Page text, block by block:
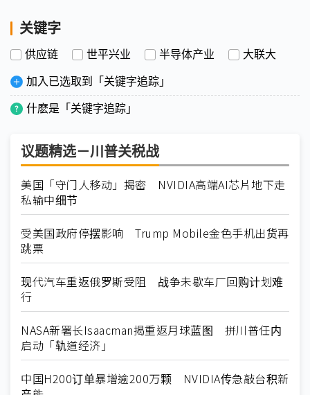
关键字
供应链 世平兴业 半导体产业 大联大
加入已选取到「关键字追踪」
什麽是「关键字追踪」
议题精选－川普关税战
美国「守门人移动」揭密 NVIDIA高端AI芯片地下走
私输中细节
受美国政府停摆影响 Trump Mobile金色手机出货再
跳票
现代汽车重返俄罗斯受阻 战争未歇车厂回购计划难
行
NASA新署长Isaacman揭重返月球蓝图 拼川普任内
启动「轨道经济」
中国H200订单暴增逾200万颗 NVIDIA传急敲台积新